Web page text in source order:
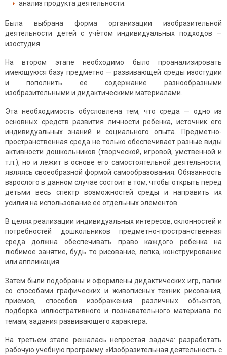
анализ продукта деятельности.
Была выбрана форма организации изобразительной
деятельности детей с учётом индивидуальных подходов —
изостудия.
На втором этапе необходимо было проанализировать
имеющуюся базу предметно — развивающей среды изостудии
и пополнить её содержание разнообразными
изобразительными и дидактическими материалами.
Эта необходимость обусловлена тем, что среда — одно из
основных средств развития личности ребенка, источник его
индивидуальных знаний и социального опыта. Предметно-
пространственная среда не только обеспечивает разные виды
активности дошкольников (творческой, игровой, умственной и
т.п.), но и лежит в основе его самостоятельной деятельности,
являясь своеобразной формой самообразования. Обязанность
взрослого в данном случае состоит в том, чтобы открыть перед
детьми весь спектр возможностей среды и направить их
усилия на использование ее отдельных элементов.
В целях реализации индивидуальных интересов, склонностей и
потребностей дошкольников предметно-пространственная
среда должна обеспечивать право каждого ребенка на
любимое занятие, будь то рисование, лепка, конструирование
или аппликация.
Затем были подобраны и оформлены дидактических игр, папки
со способами графических и живописных техник рисования,
приёмов, способов изображения различных объектов,
подборка иллюстративного и познавательного материала по
темам, задания развивающего характера.
На третьем этапе решалась непростая задача: разработать
рабочую учебную программу «Изобразительная деятельность с